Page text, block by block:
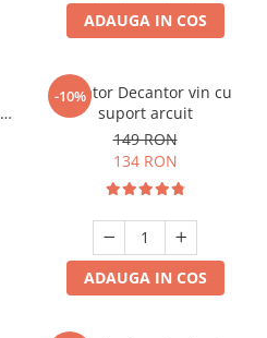
ADAUGA IN COS
-10%
Aerator Decantor vin cu
suport arcuit
149 RON
134 RON
ADAUGA IN COS